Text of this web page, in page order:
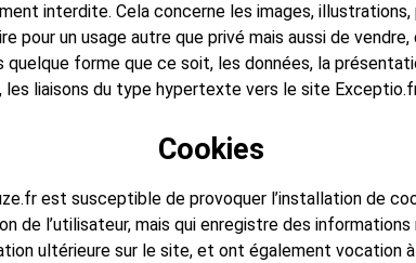
interdite. Cela concerne les images, illustrations,
pour un usage autre que privé mais aussi de
forme que ce soit, les données, la
liaisons du type hypertexte vers le site
Cookies
est susceptible de provoquer l’installation de
l’utilisateur, mais qui enregistre des informations
ultérieure sur le site, et ont également vocation